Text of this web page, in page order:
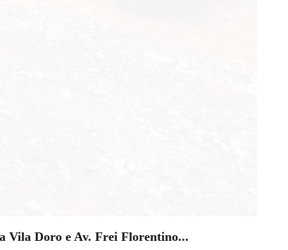
Vila Doro e Av. Frei Florentino...